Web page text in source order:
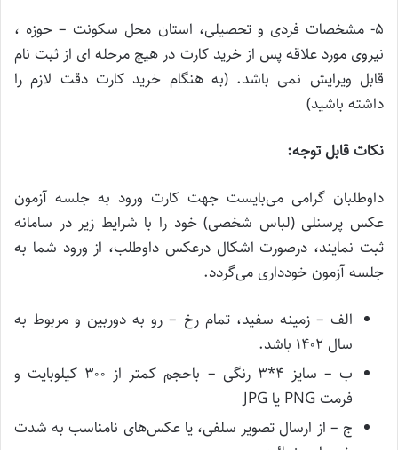
۵- مشخصات فردی و تحصیلی، استان محل سکونت – حوزه ،
نیروی مورد علاقه پس از خرید کارت در هیچ مرحله ای از ثبت نام
قابل ویرایش نمی باشد. (به هنگام خرید کارت دقت لازم را
داشته باشید)
نکات قابل توجه:
داوطلبان گرامی می‌بایست جهت کارت ورود به جلسه آزمون
عکس پرسنلی (لباس شخصی) خود را با شرایط زیر در سامانه
ثبت نمایند، درصورت اشکال درعکس داوطلب، از ورود شما به
جلسه آزمون خودداری می‌گردد.
الف – زمینه سفید، تمام رخ – رو به دوربین و مربوط به
سال ۱۴۰۲ باشد.
ب – سایز ۴*۳ رنگی – باحجم کمتر از ۳۰۰ کیلوبایت و
فرمت PNG یا JPG
ج – از ارسال تصویر سلفی، یا عکس‌های نامناسب به شدت